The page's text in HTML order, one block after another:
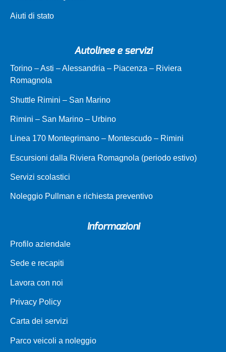
Aiuti di stato
Autolinee e servizi
Torino – Asti – Alessandria – Piacenza – Riviera
Romagnola
Shuttle Rimini – San Marino
Rimini – San Marino – Urbino
Linea 170 Montegrimano – Montescudo – Rimini
Escursioni dalla Riviera Romagnola (periodo estivo)
Servizi scolastici
Noleggio Pullman e richiesta preventivo
Informazioni
Profilo aziendale
Sede e recapiti
Lavora con noi
Privacy Policy
Carta dei servizi
Parco veicoli a noleggio